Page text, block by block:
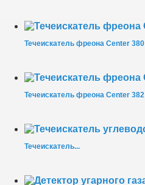
Течеискатель фреона Center 380
Течеискатель фреона Center 382
Течеискатель...